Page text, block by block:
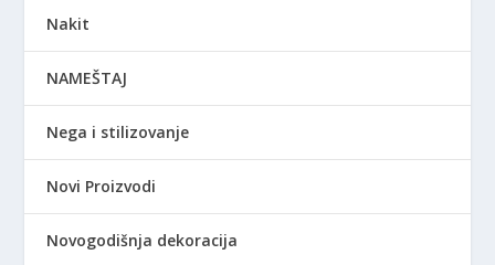
Nakit
NAMEŠTAJ
Nega i stilizovanje
Novi Proizvodi
Novogodišnja dekoracija